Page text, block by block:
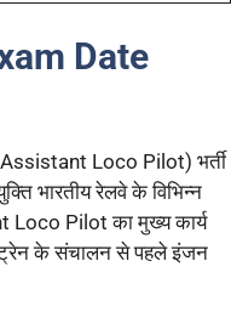
Date
(Assistant Loco Pilot) भर्ती
भारतीय रेलवे के विभिन्न
Loco Pilot का मुख्य कार्य
ट्रेन के संचालन से पहले इंजन